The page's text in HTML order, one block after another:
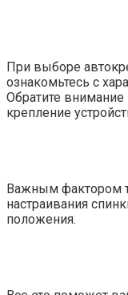
При выборе
ознакомьтесь с
Обратите
крепление
Важным фактором
настраивания
положения.